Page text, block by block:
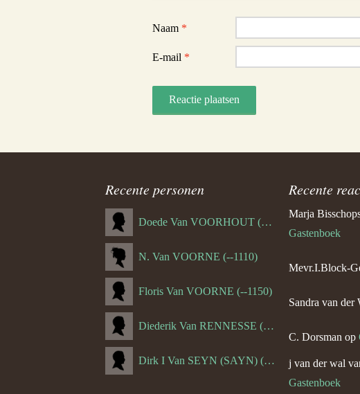
Naam *
E-mail *
Recente personen
Doede Van VOORHOUT (Van FORNEHOLT) (--1101)
N. Van VOORNE (--1110)
Floris Van VOORNE (--1150)
Diederik Van RENNESSE (--1144)
Dirk I Van SEYN (SAYN) (--1120)
Recente
Marja
Gastenboek
Mevr.I.Block-
Sandra van der
C. Dorsman op
j van der wal
Gastenboek